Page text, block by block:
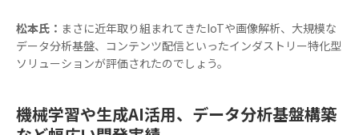
松本氏： まさに近年取り組まれてきたIoTや画像解析、大規模な
データ分析基盤、コンテンツ配信といったインダストリー特化型
ソリューションが評価されたのでしょう。
機械学習や生成AI活用、データ分析基盤構築